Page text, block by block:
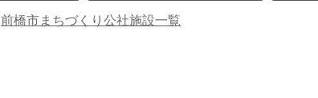
前橋市まちづくり公社施設一覧